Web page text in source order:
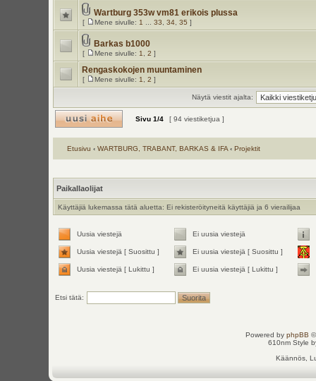
Wartburg 353w vm81 erikois plussa
[ Mene sivulle: 1 33 34, 35 ]
Barkas b1000
[ Mene sivulle: 1 2 ]
Rengaskokojen muuntaminen
[ Mene sivulle: 1 2 ]
Näytä viestit ajalta:
Sivu 1/4 [ 94 viestiketjua ]
Etusivu ‹ WARTBURG, TRABANT, BARKAS & IFA ‹ Projektit
Paikallaolijat
Käyttäjiä lukemassa tätä aluetta: Ei rekisteröityneitä käyttäjiä ja 6 vierailijaa
Uusia viestejä Ei uusia viestejä
Uusia viestejä [ Suosittu ] Ei uusia viestejä [ Suosittu ]
Uusia viestejä [ Lukittu ] Ei uusia viestejä [ Lukittu ]
Etsi tätä:
Powered by phpBB
610nm Style
Käännös,